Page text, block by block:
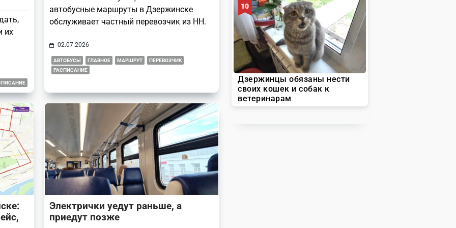
их
автобусные маршруты в Дзержинске
обслуживает частный перевозчик из НН.
02.07.2026
АВТОБУСЫ ГЛАВНОЕ МАРШРУТ
ПЕРЕВОЗЧИК
РАСПИСАНИЕ
Электрички уедут раньше, а
приедут позже